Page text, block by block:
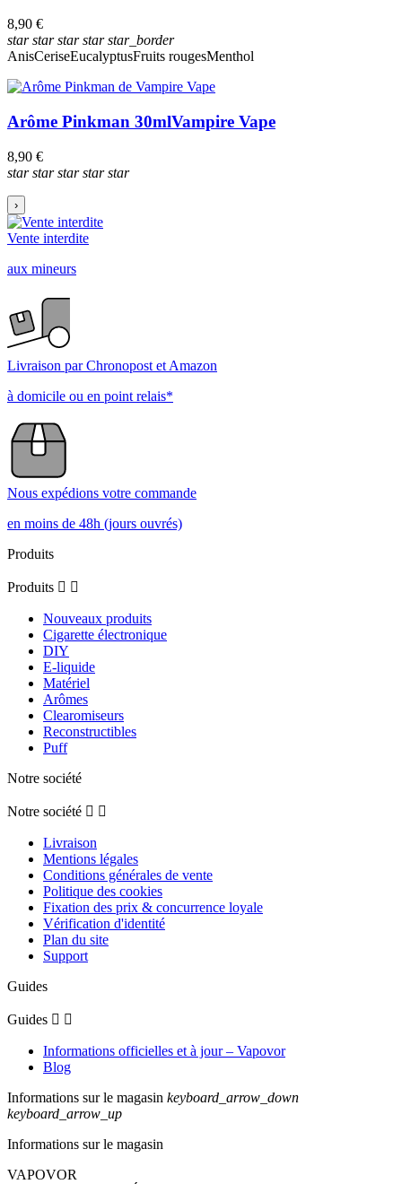
8,90 €
starstarstarstarstar_border
AnisCeriseEucalyptusFruits rougesMenthol
Arôme Pinkman 30mlVampire Vape
8,90 €
starstarstarstarstar
›
Vente interdite
aux mineurs
Livraison par Chronopost et Amazon
à domicile ou en point relais*
Nous expédions votre commande
en moins de 48h (jours ouvrés)
Produits
Produits  
Nouveaux produits
Cigarette électronique
DIY
E-liquide
Matériel
Arômes
Clearomiseurs
Reconstructibles
Puff
Notre société
Notre société  
Livraison
Mentions légales
Conditions générales de vente
Politique des cookies
Fixation des prix & concurrence loyale
Vérification d'identité
Plan du site
Support
Guides
Guides  
Informations officielles et à jour – Vapovor
Blog
Informations sur le magasin keyboard_arrow_down
keyboard_arrow_up
Informations sur le magasin
VAPOVOR